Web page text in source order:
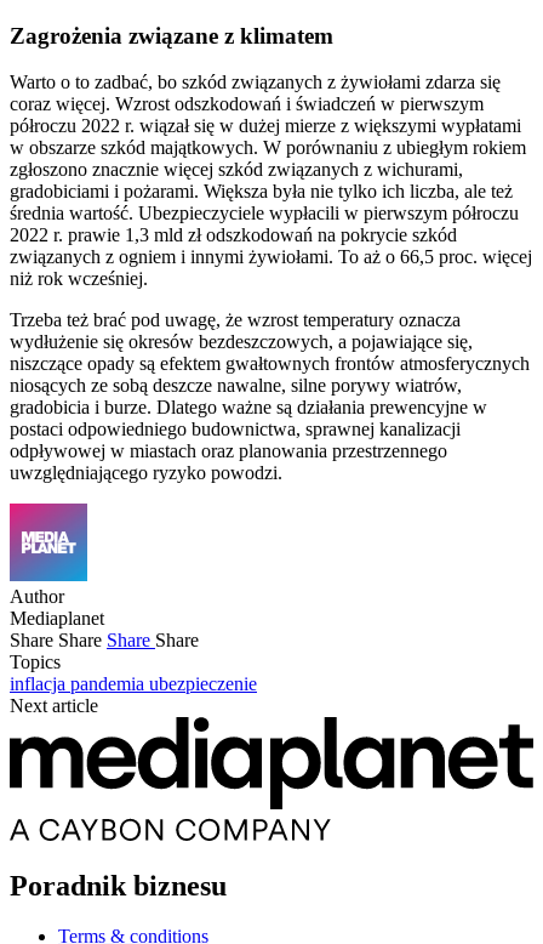
Zagrożenia związane z klimatem
Warto o to zadbać, bo szkód związanych z żywiołami zdarza się
coraz więcej. Wzrost odszkodowań i świadczeń w pierwszym
półroczu 2022 r. wiązał się w dużej mierze z większymi wypłatami
w obszarze szkód majątkowych. W porównaniu z ubiegłym rokiem
zgłoszono znacznie więcej szkód związanych z wichurami,
gradobiciami i pożarami. Większa była nie tylko ich liczba, ale też
średnia wartość. Ubezpieczyciele wypłacili w pierwszym półroczu
2022 r. prawie 1,3 mld zł odszkodowań na pokrycie szkód
związanych z ogniem i innymi żywiołami. To aż o 66,5 proc. więcej
niż rok wcześniej.
Trzeba też brać pod uwagę, że wzrost temperatury oznacza
wydłużenie się okresów bezdeszczowych, a pojawiające się,
niszczące opady są efektem gwałtownych frontów atmosferycznych
niosących ze sobą deszcze nawalne, silne porywy wiatrów,
gradobicia i burze. Dlatego ważne są działania prewencyjne w
postaci odpowiedniego budownictwa, sprawnej kanalizacji
odpływowej w miastach oraz planowania przestrzennego
uwzględniającego ryzyko powodzi.
Author
Mediaplanet
Share Share Share Share
Topics
inflacja pandemia ubezpieczenie
Next article
Poradnik biznesu
Terms & conditions